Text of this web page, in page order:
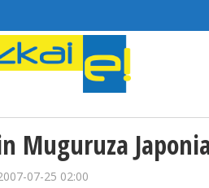
Muguruza
07-25 02:00